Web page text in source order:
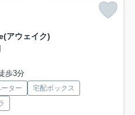
アウェイク)
歩3分
ター
宅配ボックス